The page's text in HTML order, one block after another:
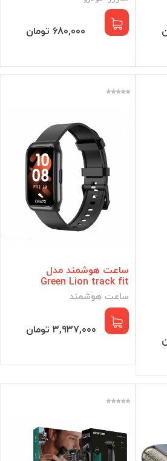
680,000 تومان
ساعت هوشمند مدل
Green Lion track fit
ساعت هوشمند
3,937,000 تومان